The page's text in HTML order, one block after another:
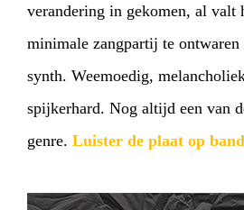
verandering in gekomen, al valt
minimale zangpartij te ontwaren
synth. Weemoedig,
spijkerhard. Nog altijd een van
genre. Luister de plaat op